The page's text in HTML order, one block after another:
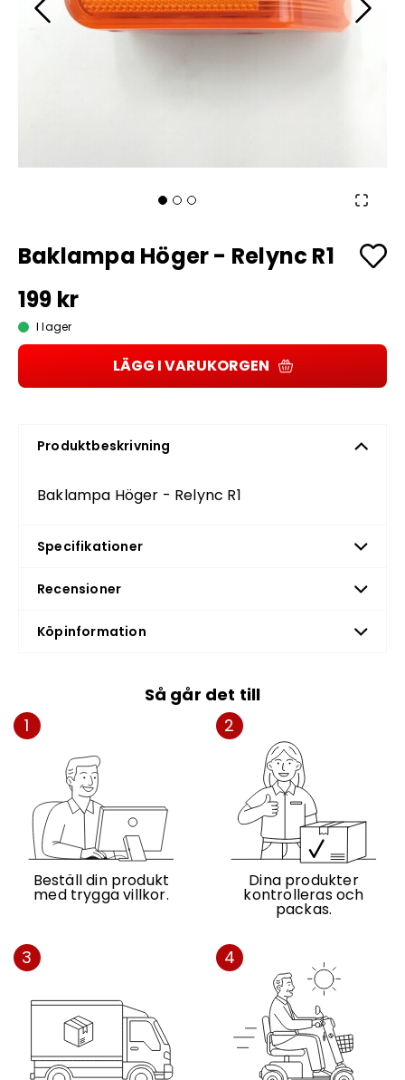
Baklampa Höger - Relync R1
199 kr
I lager
LÄGG I VARUKORGEN
Produktbeskrivning
Baklampa Höger - Relync R1
Specifikationer
Recensioner
Köpinformation
Så går det till
1
Beställ din produkt
med trygga villkor.
2
Dina produkter
kontrolleras och
packas.
3 4